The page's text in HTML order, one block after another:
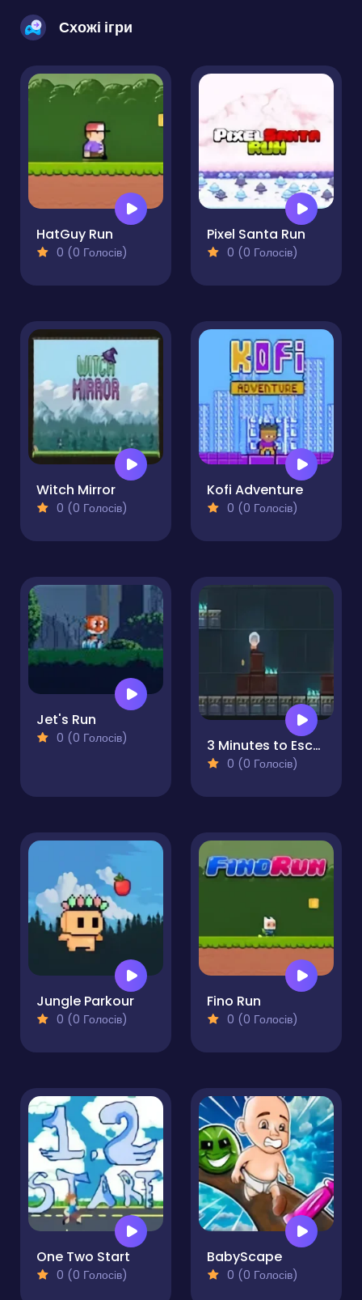
Схожі ігри
HatGuy Run
0 (0 Голосів)
Pixel Santa Run
0 (0 Голосів)
Witch Mirror
0 (0 Голосів)
Kofi Adventure
0 (0 Голосів)
Jet's Run
0 (0 Голосів) 3 Minutes to Escape
0 (0 Голосів)
Jungle Parkour
0 (0 Голосів)
Fino Run
0 (0 Голосів)
One Two Start
0 (0 Голосів)
BabyScape
0 (0 Голосів)